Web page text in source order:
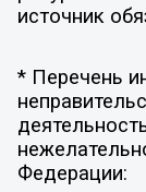
источник
* Перечень
Федерации: